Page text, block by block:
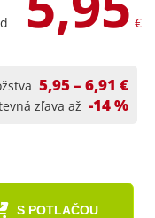
€
5,95 – 6,91 €
zľava až -14 %
S POTLAČOU